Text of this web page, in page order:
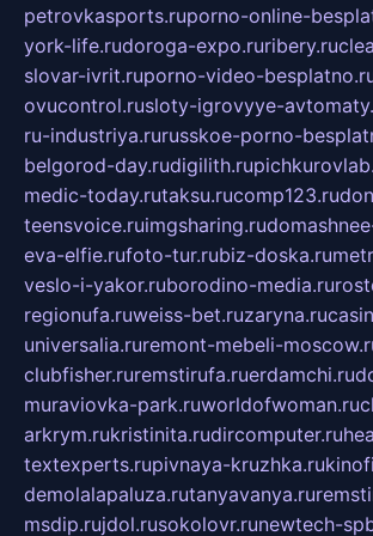
petrovkasports.ruporno-online-
york-life.rudoroga-expo.ruribery.ru
slovar-ivrit.ruporno-video-
ovucontrol.rusloty-igrovyye-
ru-industriya.rurusskoe-porno-
belgorod-day.rudigilith.ru
medic-today.rutaksu.rucomp123.ru
teensvoice.ruimgsharing.ru
eva-elfie.rufoto-tur.rubiz-doska.ru
veslo-i-yakor.ruborodino-media.ru
regionufa.ruweiss-bet.ruzaryna.ru
universalia.ruremont-mebeli-
clubfisher.ruremstirufa.ruerdamchi.ru
muraviovka-park.ruworldofwoman.ru
arkrym.rukristinita.rudircomputer.ru
textexperts.rupivnaya-kruzhka.ru
demolalapaluza.rutanyavanya.ru
msdip.rujdol.rusokolovr.runewtech-